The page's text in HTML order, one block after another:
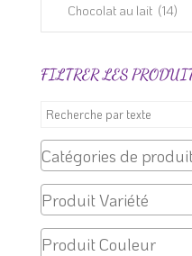
la
du
produit
Chocolat au lait (14)
FILTRER LES